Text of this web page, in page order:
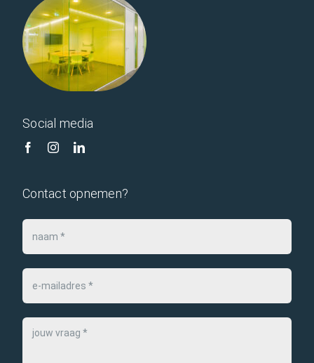
Graafschap
College –
Doetinchem
Vitrilight Vitriline Staal
/ Melamine
Social media
Contact opnemen?